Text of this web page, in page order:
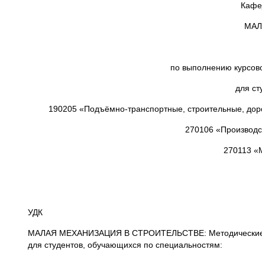
по выполнению
для
190205 «Подъёмно-транспортные, строительные,
270106
270113
УДК
МАЛАЯ МЕХАНИЗАЦИЯ В СТРОИТЕЛЬСТВЕ: Методические
для студентов, обучающихся по специальностям: